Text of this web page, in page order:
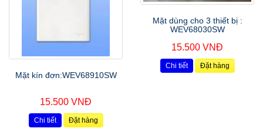
Mặt kín đơn:WEV68910SW
15.500 VNĐ
Chi tiết Đặt hàng
Mặt dùng cho 3 thiết bị :
WEV68030SW
15.500 VNĐ
Chi tiết Đặt hàng